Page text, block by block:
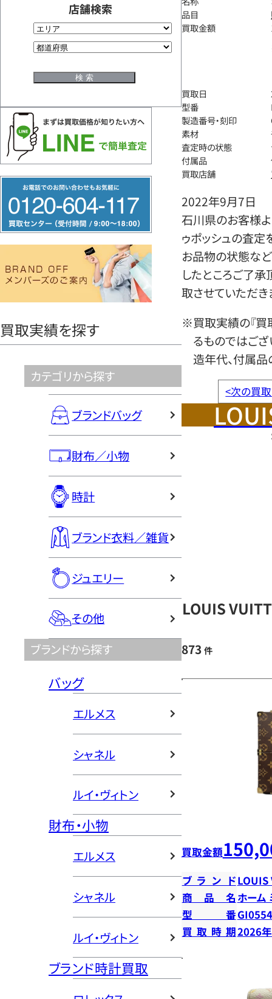
店舗検索
リ
ー
ヤ
買取実績を探す
カテゴリから探す
ブランドバッグ
財布／小物
時計
ブランド衣料／雑貨
ジュエリー
その他
ブランドから探す
バッグ
エルメス
シャネル
ルイ・ヴィトン
財布・小物
エルメス
シャネル
ルイ・ヴィトン
ブランド時計買取
品目
買取金額
買取日
型番
製造番号・刻印
素材
査定時の状態
付属品
買取店舗
2022年9月7日
石川県のお客様よ
ゥポッシュの査定
お品物の状態など
したところご了
取させていただき
※買取実績の『買
るものではござ
造年代、付属品
<次の買
LOUIS
873 件
買取金額
ブランドLOUIS
商品名 ホーム
型番GI0554
買取時期2026